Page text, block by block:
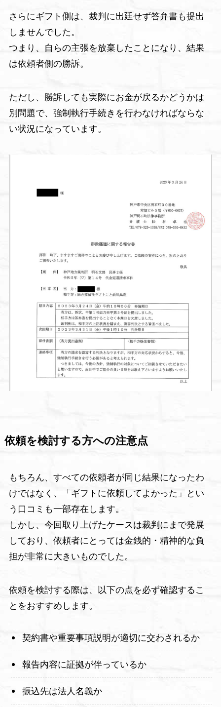
さらにギフト側は、裁判に出廷せず答弁書も提出
しませんでした。
つまり、自らの主張を放棄したことになり、結果
は依頼者側の勝訴。
ただし、勝訴しても実際にお金が戻るかどうかは
別問題で、強制執行手続きを行わなければならな
い状況になっています。
依頼を検討する方への注意点
もちろん、すべての依頼者が同じ結果になったわ
けではなく、「ギフトに依頼してよかった」とい
う口コミも一部存在します。
しかし、今回取り上げたケースは裁判にまで発展
しており、依頼者にとっては金銭的・精神的な負
担が非常に大きいものでした。
依頼を検討する際は、以下の点を必ず確認するこ
とをおすすめします。
契約書や重要事項説明が適切に交わされるか
報告内容に証拠が伴っているか
振込先は法人名義か